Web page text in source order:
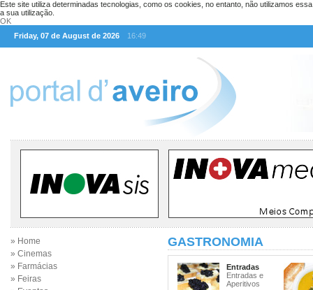
Este site utiliza determinadas tecnologias, como os cookies, no entanto, não utilizamos
a sua utilização.
OK
Friday, 07 de August de 2026
16:49
» Home
» Cinemas
» Farmácias
» Feiras
GASTRONOMIA
Entradas
Entradas e
Aperitivos